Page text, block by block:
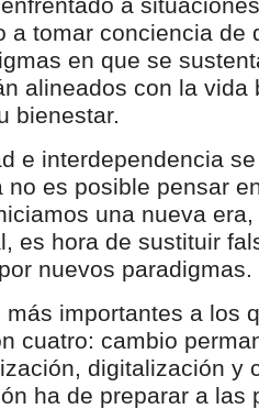
a tomar conciencia de
en que se
alineados con la vida
bienestar.
e interdependencia
no es posible pensar
una nueva
es hora de sustituir
nuevos paradigmas.
importantes a los
cuatro: cambio
digitalización y
ha de preparar a las